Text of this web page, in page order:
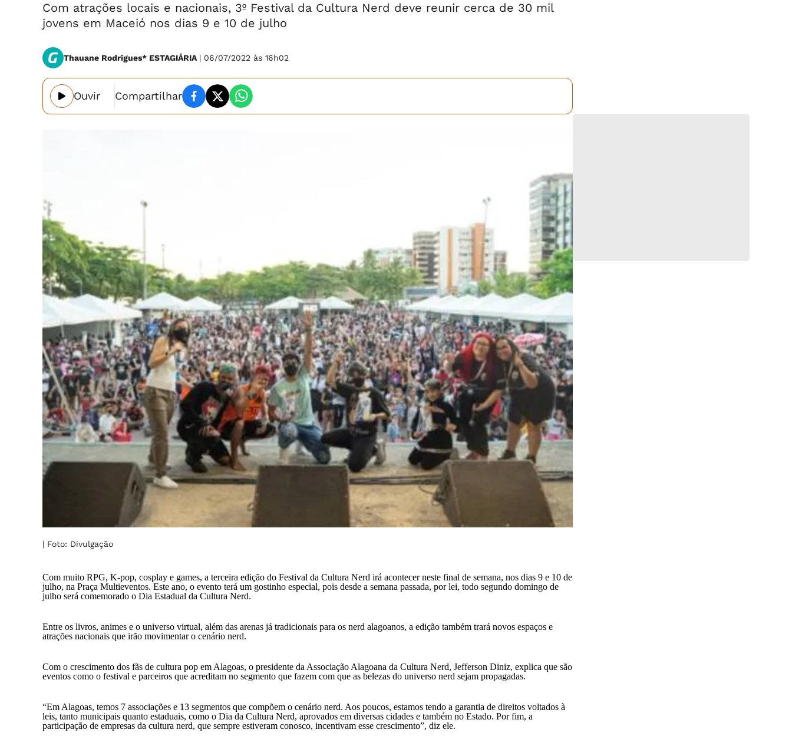
Com atrações locais e nacionais, 3º Festival da Cultura Nerd deve reunir cerca de 30 mil
jovens em Maceió nos dias 9 e 10 de julho
Thauane Rodrigues* ESTAGIÁRIA | 06/07/2022 às 16h02
Ouvir Compartilhar
| Foto: Divulgação
Com muito RPG, K-pop, cosplay e games, a terceira edição do Festival da Cultura Nerd irá acontecer neste final de semana, nos dias 9 e 10 de
julho, na Praça Multieventos. Este ano, o evento terá um gostinho especial, pois desde a semana passada, por lei, todo segundo domingo de
julho será comemorado o Dia Estadual da Cultura Nerd.
Entre os livros, animes e o universo virtual, além das arenas já tradicionais para os nerd alagoanos, a edição também trará novos espaços e
atrações nacionais que irão movimentar o cenário nerd.
Com o crescimento dos fãs de cultura pop em Alagoas, o presidente da Associação Alagoana da Cultura Nerd, Jefferson Diniz, explica que são
eventos como o festival e parceiros que acreditam no segmento que fazem com que as belezas do universo nerd sejam propagadas.
“Em Alagoas, temos 7 associações e 13 segmentos que compõem o cenário nerd. Aos poucos, estamos tendo a garantia de direitos voltados à
leis, tanto municipais quanto estaduais, como o Dia da Cultura Nerd, aprovados em diversas cidades e também no Estado. Por fim, a
participação de empresas da cultura nerd, que sempre estiveram conosco, incentivam esse crescimento”, diz ele.